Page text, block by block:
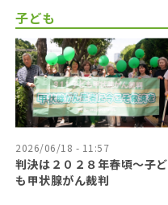
子ども
2026/06/18 - 11:57
判決は２０２８年春頃〜子ど
も甲状腺がん裁判